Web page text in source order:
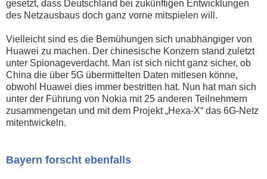
gesetzt, dass Deutschland bei zukünftigen Entwicklungen
des Netzausbaus doch ganz vorne mitspielen will.
Vielleicht sind es die Bemühungen sich unabhängiger von
Huawei zu machen. Der chinesische Konzern stand zuletzt
unter Spionageverdacht. Man ist sich nicht ganz sicher, ob
China die über 5G übermittelten Daten mitlesen könne,
obwohl Huawei dies immer bestritten hat. Nun hat man sich
unter der Führung von Nokia mit 25 anderen Teilnehmern
zusammengetan und mit dem Projekt „Hexa-X“ das 6G-Netz
mitentwickeln.
Bayern forscht ebenfalls